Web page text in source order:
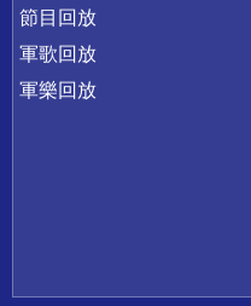
節目回放
軍歌回放
軍樂回放